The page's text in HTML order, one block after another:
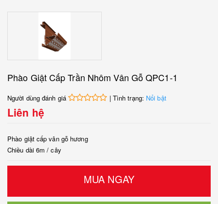
Phào Giật Cấp Trần Nhôm Vân Gỗ QPC1-1
Người dùng đánh giá | Tình trạng: Nổi bật
Liên hệ
Phào giật cấp vân gỗ hương
Chiều dài 6m / cây
MUA NGAY